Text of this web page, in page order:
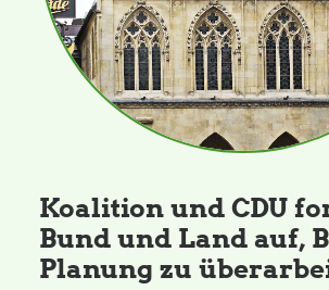
Koalition und CDU
Bund und Land auf,
Planung zu